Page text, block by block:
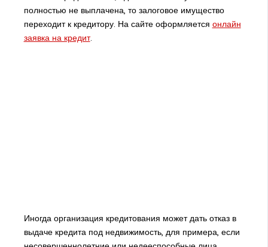
полностью не выплачена, то залоговое имущество
переходит к кредитору. На сайте оформляется онлайн
заявка на кредит.
Иногда организация кредитования может дать отказ в
выдаче кредита под недвижимость, для примера, если